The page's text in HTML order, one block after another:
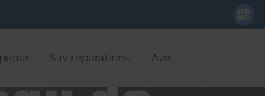
Sav réparations Avis